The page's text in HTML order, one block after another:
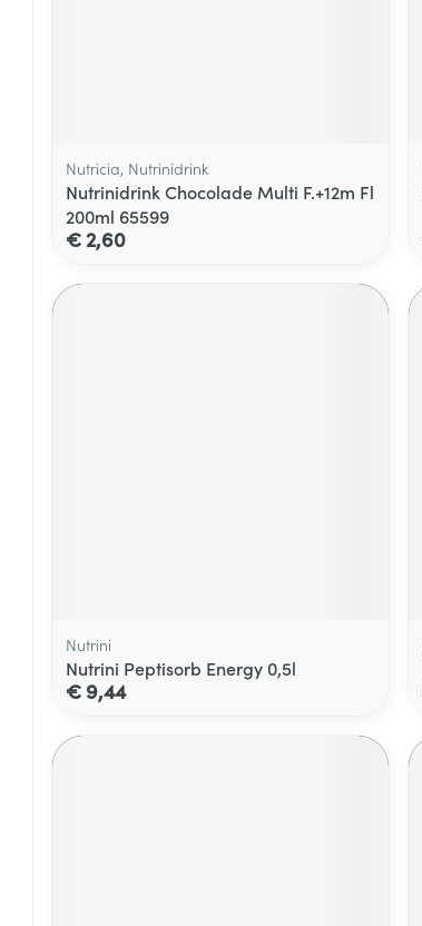
Nutricia, Nutrinidrink
Nutrinidrink Chocolade Multi F.+12m Fl
200ml 65599
€ 2,60
Nutrini
Nutrini Peptisorb Energy 0,5l
€ 9,44